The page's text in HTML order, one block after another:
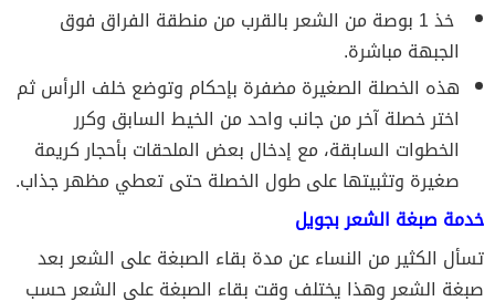
خذ 1 بوصة من الشعر بالقرب من منطقة الفراق فوق
الجبهة مباشرة.
هذه الخصلة الصغيرة مضفرة بإحكام وتوضع خلف الرأس ثم
اختر خصلة آخر من جانب واحد من الخيط السابق وكرر
الخطوات السابقة، مع إدخال بعض الملحقات بأحجار كريمة
صغيرة وتثبيتها على طول الخصلة حتى تعطي مظهر جذاب.
خدمة صبغة الشعر بجويل
تسأل الكثير من النساء عن مدة بقاء الصبغة على الشعر بعد
صبغة الشعر وهذا يختلف وقت بقاء الصبغة على الشعر حسب